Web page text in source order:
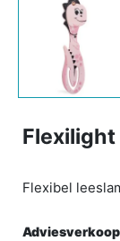
Flexilight
Flexibel